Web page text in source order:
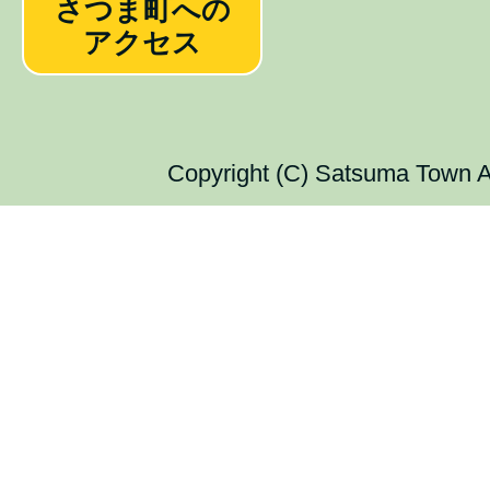
さつま町への
アクセス
Copyright (C) Satsuma Town